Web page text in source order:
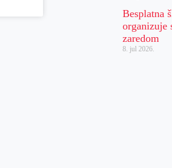
Besplatna
organizuje
zaredom
8. jul 2026.